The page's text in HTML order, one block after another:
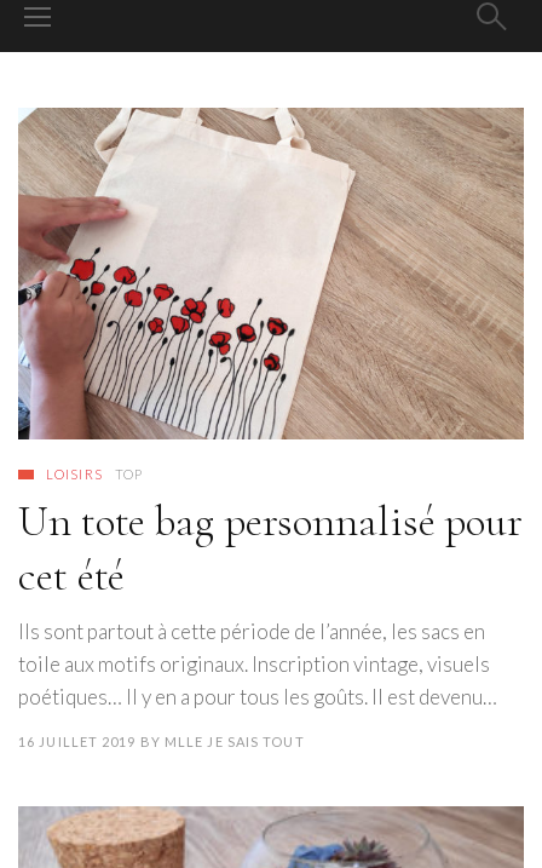
LOISIRS TOP
Un tote bag personnalisé pour
cet été
Ils sont partout à cette période de l’année, les sacs en
toile aux motifs originaux. Inscription vintage, visuels
poétiques… Il y en a pour tous les goûts. Il est devenu…
16 JUILLET 2019 BY MLLE JE SAIS TOUT